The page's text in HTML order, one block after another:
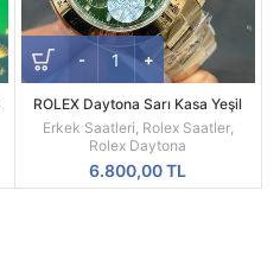
ROLEX Daytona Sarı Kasa Yeşil
Kadran 116508
Erkek Saatleri, Rolex Saatler,
Rolex Daytona
6.800,00TL